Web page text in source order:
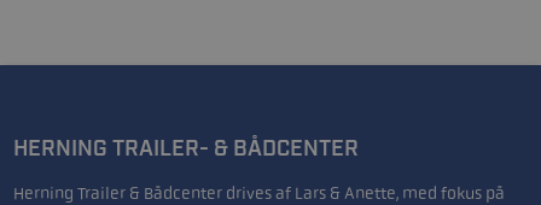
HERNING TRAILER- & BÅDCENTER
Herning Trailer & Bådcenter drives af Lars & Anette, med fokus på